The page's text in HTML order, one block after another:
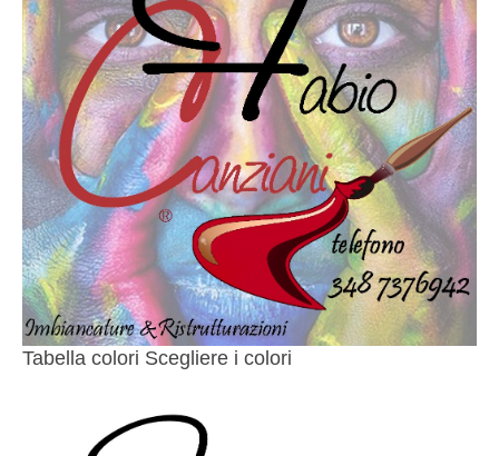
Tabella colori Scegliere i colori